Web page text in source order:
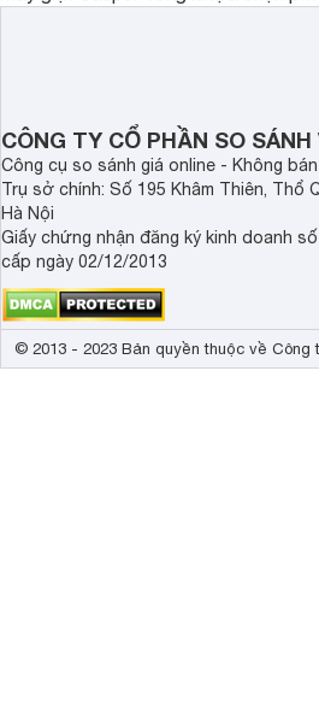
CÔNG TY CỔ PHẦN SO SÁNH
Công cụ so sánh giá online - Không
Trụ sở chính: Số 195 Khâm Thiên, Thổ
Hà Nội
Giấy chứng nhận đăng ký kinh doanh
cấp ngày 02/12/2013
© 2013 - 2023 Bản quyền thuộc về Công